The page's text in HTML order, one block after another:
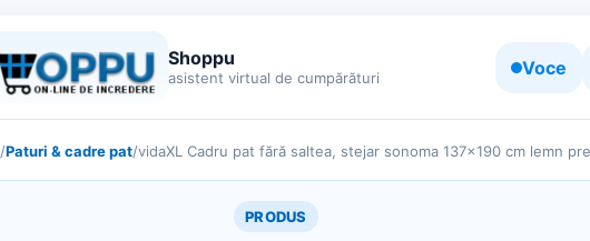
Shoppu
asistent virtual de cumpărături Voce
/Paturi & cadre pat/vidaXL Cadru pat fără saltea, stejar sonoma 137x190 cm lemn
PRODUS